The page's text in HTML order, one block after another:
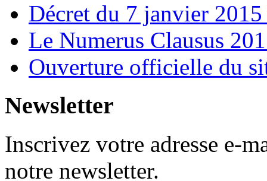
Décret du 7 janvier
Le Numerus Clausus
Ouverture officielle du
Newsletter
Inscrivez votre adresse e-
notre newsletter.